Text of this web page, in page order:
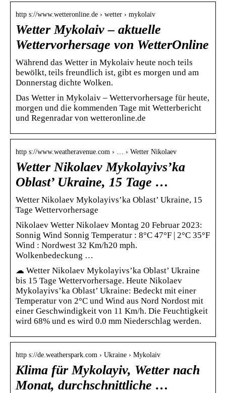
http s://www.wetteronline.de › wetter › mykolaiv
Wetter Mykolaiv – aktuelle
Wettervorhersage von WetterOnline
Während das Wetter in Mykolaiv heute noch teils
bewölkt, teils freundlich ist, gibt es morgen und am
Donnerstag dichte Wolken.
Das Wetter in Mykolaiv – Wettervorhersage für heute,
morgen und die kommenden Tage mit Wetterbericht
und Regenradar von wetteronline.de
http s://www.weatheravenue.com › … › Wetter Nikolaev
Wetter Nikolaev Mykolayivs’ka
Oblast’ Ukraine, 15 Tage …
Wetter Nikolaev Mykolayivs’ka Oblast’ Ukraine, 15
Tage Wettervorhersage
Nikolaev Wetter Nikolaev Montag 20 Februar 2023:
Sonnig Wind Sonnig Temperatur : 8°C 47°F | 2°C 35°F
Wind : Nordwest 32 Km/h20 mph.
Wolkenbedeckung …
☁ Wetter Nikolaev Mykolayivs’ka Oblast’ Ukraine
bis 15 Tage Wettervorhersage. Heute Nikolaev
Mykolayivs’ka Oblast’ Ukraine: Bedeckt mit einer
Temperatur von 2°C und Wind aus Nord Nordost mit
einer Geschwindigkeit von 11 Km/h. Die Feuchtigkeit
wird 68% und es wird 0.0 mm Niederschlag werden.
http s://de.weatherspark.com › Ukraine › Mykolaiv
Klima für Mykolayiv, Wetter nach
Monat, durchschnittliche …